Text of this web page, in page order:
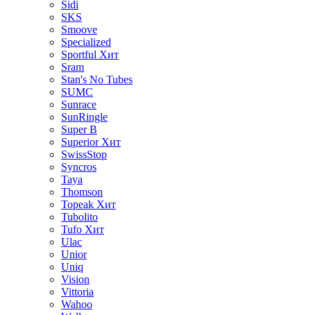
Sidi
SKS
Smoove
Specialized
Sportful Хит
Sram
Stan's No Tubes
SUMC
Sunrace
SunRingle
Super B
Superior Хит
SwissStop
Syncros
Taya
Thomson
Topeak Хит
Tubolito
Tufo Хит
Ulac
Unior
Uniq
Vision
Vittoria
Wahoo